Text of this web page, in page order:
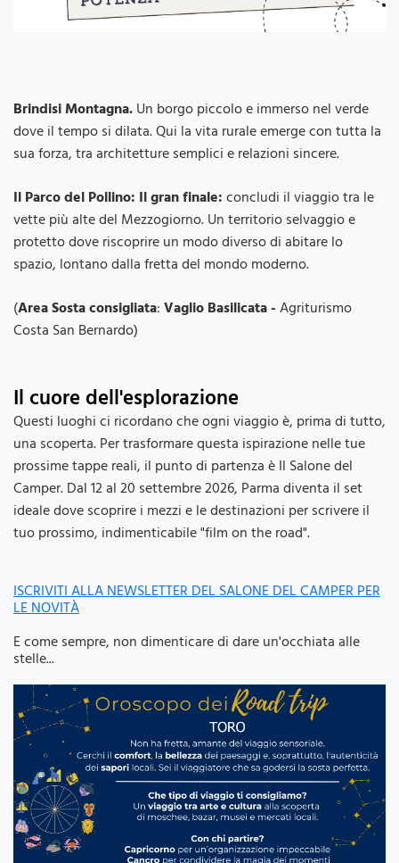
Brindisi Montagna.Un borgo piccolo e immerso nel verde
dove il tempo si dilata. Qui la vita rurale emerge con tutta la
sua forza, tra architetture semplici e relazioni sincere.
Il Parco del Pollino: Il gran finale:concludi il viaggio tra le
vette più alte del Mezzogiorno. Un territorio selvaggio e
protetto dove riscoprire un modo diverso di abitare lo
spazio, lontano dalla fretta del mondo moderno.
(Area Sosta consigliata:Vaglio Basilicata -Agriturismo
Costa San Bernardo)
Il cuore dell'esplorazione
Questi luoghi ci ricordano che ogni viaggio è, prima di tutto,
una scoperta. Per trasformare questa ispirazione nelle tue
prossime tappe reali, il punto di partenza è Il Salone del
Camper. Dal 12 al 20 settembre 2026, Parma diventa il set
ideale dove scoprire i mezzi e le destinazioni per scrivere il
tuo prossimo, indimenticabile "film on the road".
ISCRIVITI ALLA NEWSLETTER DEL SALONE DEL CAMPER PER
LE NOVITÀ
E come sempre, non dimenticare di dare un'occhiata alle
stelle...